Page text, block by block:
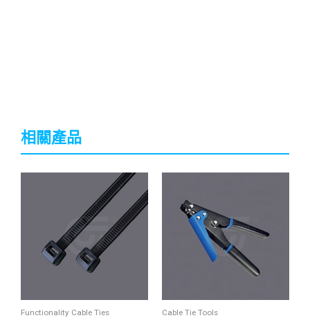
相關產品
Functionality Cable Ties Cable Tie Tools